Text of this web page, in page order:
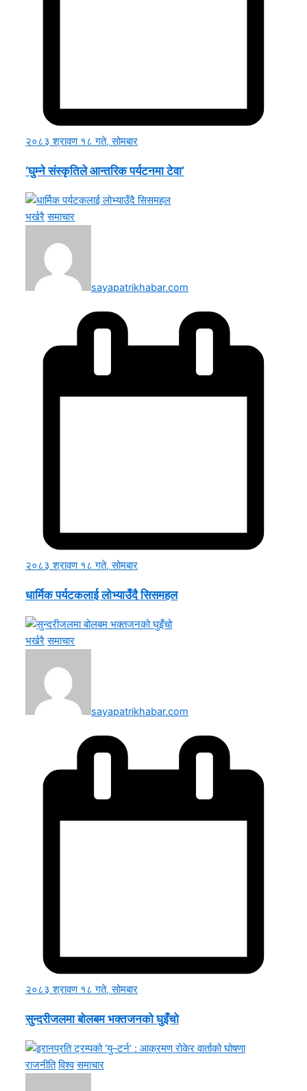
२०८३ श्रावण १८ गते, सोमबार
‘घुम्ने संस्कृतिले आन्तरिक पर्यटनमा टेवा’
भर्खरै समाचार
sayapatrikhabar.com
२०८३ श्रावण १८ गते, सोमबार
धार्मिक पर्यटकलाई लोभ्याउँदै सिसमहल
भर्खरै समाचार
sayapatrikhabar.com
२०८३ श्रावण १८ गते, सोमबार
सुन्दरीजलमा बोलबम भक्तजनको घुइँचो
राजनीति विश्व समाचार